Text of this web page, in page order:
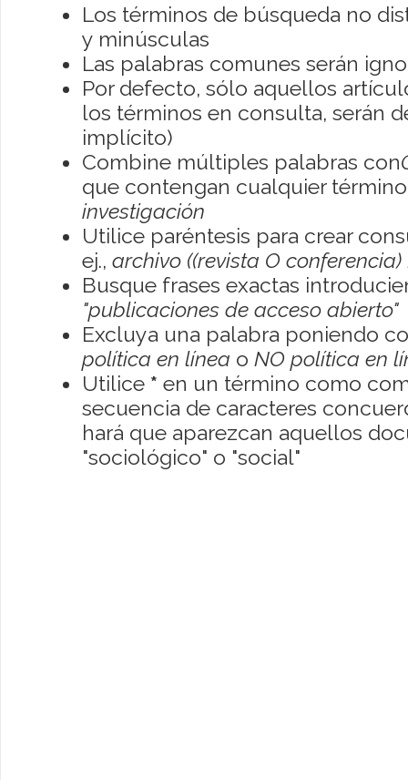
Los términos de búsqueda no
y minúsculas
Las palabras comunes serán
Por defecto, sólo aquellos
los términos en consulta, serán
implícito)
Combine múltiples palabras con
que contengan cualquier
investigación
Utilice paréntesis para crear
ej., archivo ((revista O conferencia)
Busque frases exactas
"publicaciones de acceso abierto"
Excluya una palabra poniendo
política en línea o NO política en
Utilice * en un término como
secuencia de caracteres
hará que aparezcan aquellos
"sociológico" o "social"